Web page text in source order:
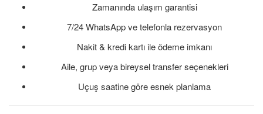
Zamanında ulaşım garantisi
7/24 WhatsApp ve telefonla rezervasyon
Nakit & kredi kartı ile ödeme imkanı
Aile, grup veya bireysel transfer seçenekleri
Uçuş saatine göre esnek planlama